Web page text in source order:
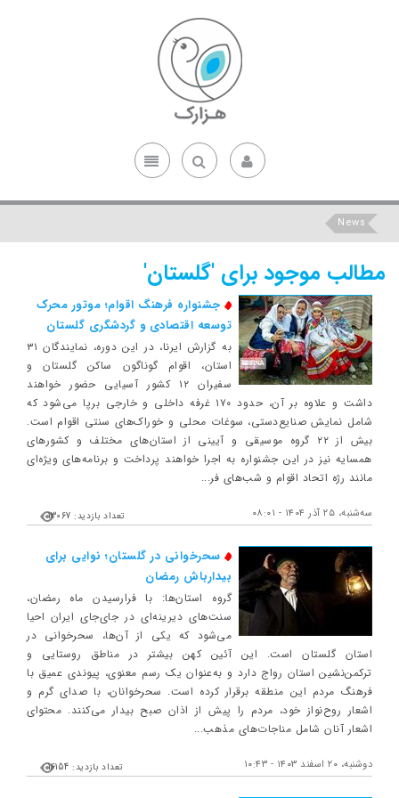
News
مطالب موجود برای 'گلستان'
جشنواره فرهنگ اقوام؛ موتور محرک
توسعه اقتصادی و گردشگری گلستان
به گزارش ایرنا، در این دوره، نمایندگان ۳۱
استان، اقوام گوناگون ساکن گلستان و
سفیران ۱۲ کشور آسیایی حضور خواهند
داشت و علاوه بر آن، حدود ۱۷۰ غرفه داخلی و خارجی برپا می‌شود که
شامل نمایش صنایع‌دستی، سوغات محلی و خوراک‌های سنتی اقوام است.
بیش از ۲۲ گروه موسیقی و آیینی از استان‌های مختلف و کشورهای
همسایه نیز در این جشنواره به اجرا خواهند پرداخت و برنامه‌های ویژه‌ای
مانند رژه اتحاد اقوام و شب‌های فر...
ﺳﻪشنبه، ۲۵ آذر ۱۴۰۴ - ۰۸:۰۱ تعداد بازدید: 13067
سحرخوانی در گلستان؛ نوایی برای
بیدارباش رمضان
گروه استان‌ها: با فرارسیدن ماه رمضان،
سنت‌های دیرینه‌ای در جای‌جای ایران احیا
می‌شود که یکی از آن‌ها، سحرخوانی در
استان گلستان است. این آئین کهن بیشتر در مناطق روستایی و
ترکمن‌نشین استان رواج دارد و به‌عنوان یک رسم معنوی، پیوندی عمیق با
فرهنگ مردم این منطقه برقرار کرده است. سحرخوانان، با صدای گرم و
اشعار روح‌نواز خود، مردم را پیش از اذان صبح بیدار می‌کنند. محتوای
اشعار آنان شامل مناجات‌های مذهب...
دوشنبه، ۲۰ اسفند ۱۴۰۳ - ۱۰:۴۳ تعداد بازدید: 16154